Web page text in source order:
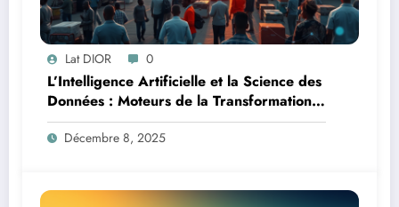
Lat DIOR 0
L’Intelligence Artificielle et la Science des
Données : Moteurs de la Transformation
Logistique et Infrastructures en Afrique
Décembre 8, 2025